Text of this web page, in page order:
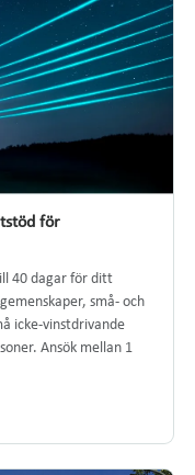
för
40 dagar för ditt
små- och
icke-vinstdrivande
Ansök mellan 1